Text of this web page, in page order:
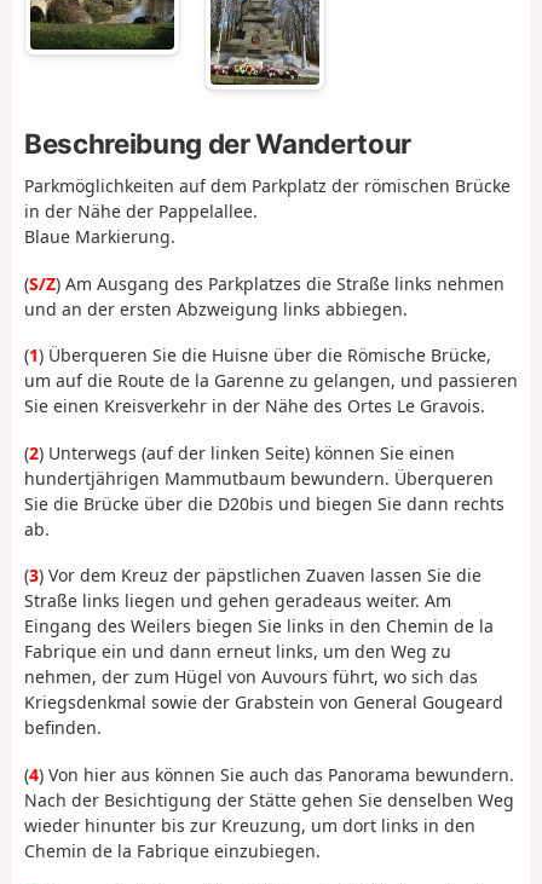
Beschreibung der Wandertour
Parkmöglichkeiten auf dem Parkplatz der römischen Brücke
in der Nähe der Pappelallee.
Blaue Markierung.
(S/Z) Am Ausgang des Parkplatzes die Straße links nehmen
und an der ersten Abzweigung links abbiegen.
(1) Überqueren Sie die Huisne über die Römische Brücke,
um auf die Route de la Garenne zu gelangen, und passieren
Sie einen Kreisverkehr in der Nähe des Ortes Le Gravois.
(2) Unterwegs (auf der linken Seite) können Sie einen
hundertjährigen Mammutbaum bewundern. Überqueren
Sie die Brücke über die D20bis und biegen Sie dann rechts
ab.
(3) Vor dem Kreuz der päpstlichen Zuaven lassen Sie die
Straße links liegen und gehen geradeaus weiter. Am
Eingang des Weilers biegen Sie links in den Chemin de la
Fabrique ein und dann erneut links, um den Weg zu
nehmen, der zum Hügel von Auvours führt, wo sich das
Kriegsdenkmal sowie der Grabstein von General Gougeard
befinden.
(4) Von hier aus können Sie auch das Panorama bewundern.
Nach der Besichtigung der Stätte gehen Sie denselben Weg
wieder hinunter bis zur Kreuzung, um dort links in den
Chemin de la Fabrique einzubiegen.